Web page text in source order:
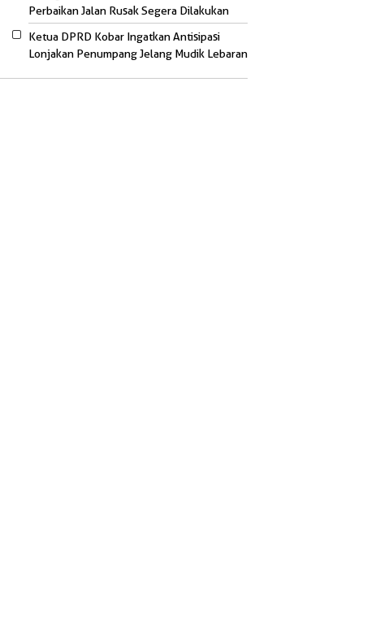
Perbaikan Jalan Rusak Segera Dilakukan
Ketua DPRD Kobar Ingatkan Antisipasi
Lonjakan Penumpang Jelang Mudik Lebaran